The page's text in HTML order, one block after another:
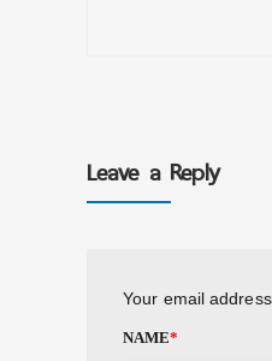
Leave a Reply
Your email
NAME*